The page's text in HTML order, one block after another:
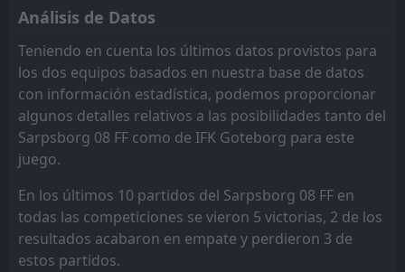
12:00
02Aug
Degerfors IF
AET
16:30
30
FC Levadia Tallinn
IFK Goteborg
1
3
W
FT
12:00
26Jul
Sirius
IFK Goteborg
4
1
17:00
21Jul
FC Levadia Tallinn
2
FT
17:00
17Jul
IFK Goteborg
IF Brommapojkarna
2
Análisis de Datos
Teniendo en cuenta los últimos datos provistos para
los dos equipos basados en nuestra base de datos
con información estadística, podemos proporcionar
algunos detalles relativos a las posibilidades tanto del
Sarpsborg 08 FF como de IFK Goteborg para este
juego.
En los últimos 10 partidos del Sarpsborg 08 FF en
todas las competiciones se vieron 5 victorias, 2 de los
resultados acabaron en empate y perdieron 3 de
estos partidos.